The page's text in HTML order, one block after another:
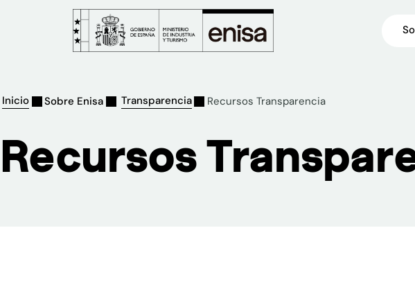
Inicio Sobre Enisa Transparencia Recursos Transparencia
Recursos